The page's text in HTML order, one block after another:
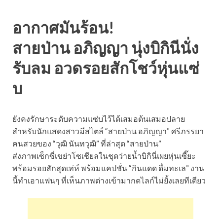
อากาศมันร้อน!
สายป่าน อภิญญา นุ่งบิกินีนั่ง
รับลม อวดรอยสักโชว์หุ่นแซ่
บ
ยังคงรักษาระดับความแซ่บไว้ได้เสมอต้นเสมอปลาย
สำหรับนักแสดงสาวมีสไตล์ “สายป่าน อภิญญา” ศรีภรรยา
คนสวยของ “วุฒิ นันทวุฒิ” ที่ล่าสุด “สายป่าน”
ส่งภาพเซ็กซี่เขย่าโซเชียลในชุดว่ายน้ำบิกินี่เผยหุ่นเซี๊ยะ
พร้อมรอยสักสุดเท่ห์ พร้อมแคปชั่น “กินแดด ดื่มทะเล” งาน
นี้ทำเอาแฟนๆ ที่เห็นภาพต่างเข้ามากดไลก์ไม่ยั้งเลยทีเดียว